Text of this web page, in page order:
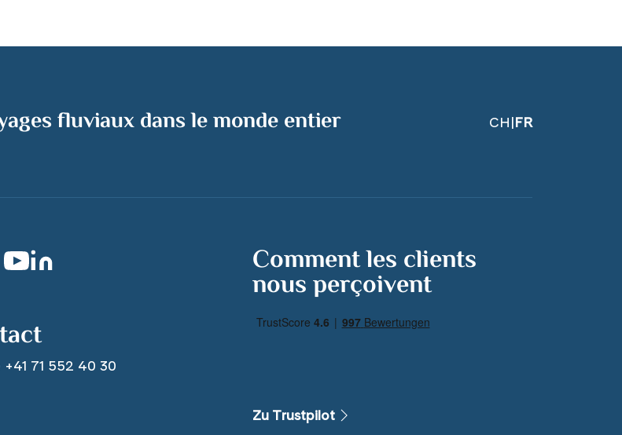
fluviaux dans le monde entier CH|FR
71 552 40 30
Comment les clients
nous perçoivent
Zu Trustpilot